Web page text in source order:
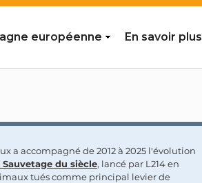
européenne En savoir plus
a accompagné de 2012 à 2025 l'évolution
Sauvetage du siècle, lancé par L214 en
tués comme principal levier de